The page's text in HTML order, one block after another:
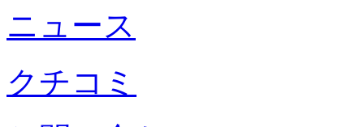
ニュース
クチコミ